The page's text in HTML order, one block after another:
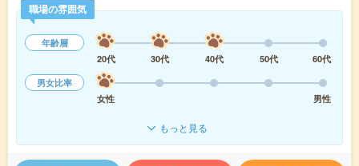
職場の雰囲気
年齢層
20代
30代 40代 50代
60代
男女比率
女性
男性
もっと見る